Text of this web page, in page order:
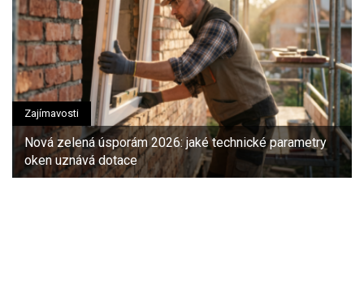
Zajímavosti
Nová zelená úsporám 2026: jaké technické parametry
oken uznává dotace